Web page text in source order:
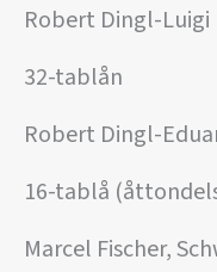
Robert Dingl-Luigi
32-tablån
Robert Dingl-
16-tablå
Marcel Fischer,